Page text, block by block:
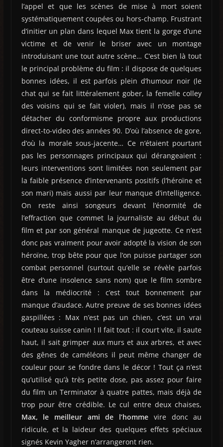
l’appel et que les scènes de mise à mort soient
systématiquement coupées ou hors-champ. Frustrant
d’initier un plan dans lequel Max tient la gorge d’une
victime et de venir le briser avec un montage
introduisant une tout autre scène… C’est bien là tout
le principal problème du film : il dispose de quelques
bonnes idées, il est parfois plein d’humour noir (le
chat qui se fait littéralement gober, la femelle colley
des voisins qui se fait violer), mais il n’ose pas se
détacher du conformisme propre aux productions
direct-to-video des années 90. D’où l’absence de gore,
d’où la morale sous-jacente… Ce n’étaient pourtant
pas les personnages principaux qui dérangeaient :
leurs interventions sont limitées non seulement par
la faible présence d’intervenants positifs (l’héroïne et
son mari) mais aussi par leur manque d’intelligence.
On reste ainsi songeurs devant l’énormité de
l’effraction que commet la journaliste au début du
film et par son général manque de jugeotte. Ce n’est
donc pas vraiment pour avoir adopté la vision de son
héroïne, trop bête pour que l’on puisse partager son
combat personnel (surtout qu’elle se révèle parfois
être d’une insolence sans nom) que le film sombre
dans la médiocrité : c’est tout bonnement par
manque d’audace. Autre preuve de ses bonnes idées
gaspillées : Max n’est pas un chien, c’est un vrai
couteau suisse canin ! Il fait tout : il court vite, il saute
haut, il sait grimper aux murs et aux arbres, et avec
des gênes de caméléons il peut même changer de
couleur pour se fondre dans le décor ! Tout ça n’est
qu’utilisé qu’à très petite dose, pas assez pour faire
du film un Terminator à quatre pattes, mais déjà de
trop pour être crédible. Le cul entre deux chaises,
Max, le meilleur ami de l’homme vire donc au
ridicule, et la laideur des quelques effets spéciaux
signés Kevin Yagher n’arrangeront rien.